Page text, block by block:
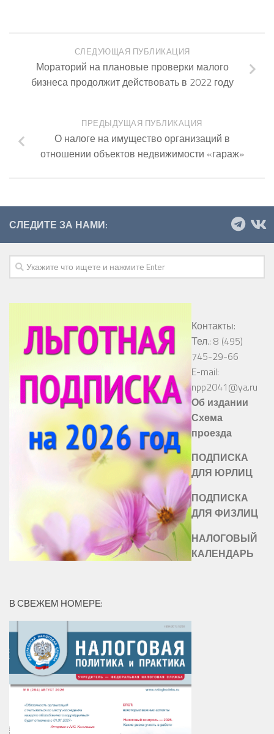
СЛЕДУЮЩАЯ ПУБЛИКАЦИЯ
Мораторий на плановые проверки малого
бизнеса продолжит действовать в 2022 году
ПРЕДЫДУЩАЯ ПУБЛИКАЦИЯ
О налоге на имущество организаций в
отношении объектов недвижимости «гараж»
СЛЕДИТЕ ЗА НАМИ:
Контакты:
Тел.: 8 (495)
745-29-66
E-mail:
npp2041@ya.ru
Об издании
Схема
проезда
ПОДПИСКА
ДЛЯ ЮРЛИЦ
ПОДПИСКА
ДЛЯ ФИЗЛИЦ
НАЛОГОВЫЙ
КАЛЕНДАРЬ
В СВЕЖЕМ НОМЕРЕ: